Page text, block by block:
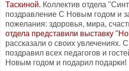
Таскиной. Коллектив отдела
поздравление С Новым годом и
пожелания: здоровья, мира,
отдела представили выставку
рассказали о своих увлечениях.
поздравил всех педагогов и
Новым годом и подарил подарки!